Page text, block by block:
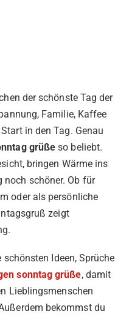
der schönste Tag der
Familie, Kaffee
in den Tag. Genau
grüße so beliebt.
bringen Wärme ins
noch schöner. Ob für
oder als persönliche
zeigt
Ideen, Sprüche
sonntag grüße, damit
Lieblingsmenschen
bekommst du